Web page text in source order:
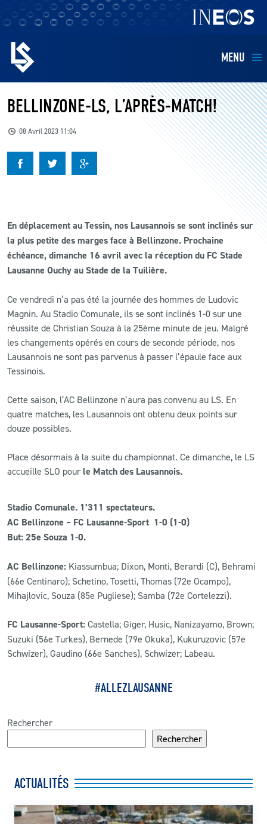
MENU
EQUIPES
BILLETTERIE
FANS
BUSINESS
RESTAURATION
CLUB
CONTACT
ACTUALITÉS
LS ACADEMY CAMPS
MATCH DES CELEBRITES
BELLINZONE-LS, L’APRÈS-MATCH!
08 Avril 2023 11:04
En déplacement au Tessin, nos Lausannois se sont inclinés sur
la plus petite des marges face à Bellinzone. Prochaine
échéance, dimanche 16 avril avec la réception du FC Stade
Lausanne Ouchy au Stade de la Tuilière.
Ce vendredi n’a pas été la journée des hommes de Ludovic
Magnin. Au Stadio Comunale, ils se sont inclinés 1-0 sur une
réussite de Christian Souza à la 25ème minute de jeu. Malgré
les changements opérés en cours de seconde période, nos
Lausannois ne sont pas parvenus à passer l’épaule face aux
Tessinois.
Cette saison, l’AC Bellinzone n’aura pas convenu au LS. En
quatre matches, les Lausannois ont obtenu deux points sur
douze possibles.
Place désormais à la suite du championnat. Ce dimanche, le LS
accueille SLO pour le Match des Lausannois.
Stadio Comunale. 1’311 spectateurs.
AC Bellinzone – FC Lausanne-Sport 1-0 (1-0)
But: 25e Souza 1-0.
AC Bellinzone: Kiassumbua; Dixon, Monti, Berardi (C), Behrami
(66e Centinaro); Schetino, Tosetti, Thomas (72e Ocampo),
Mihajlovic, Souza (85e Pugliese); Samba (72e Cortelezzi).
FC Lausanne-Sport: Castella; Giger, Husic, Nanizayamo, Brown;
Suzuki (56e Turkes), Bernede (79e Okuka), Kukuruzovic (57e
Schwizer), Gaudino (66e Sanches), Schwizer; Labeau.
#ALLEZLAUSANNE
Rechercher
Rechercher
ACTUALITÉS